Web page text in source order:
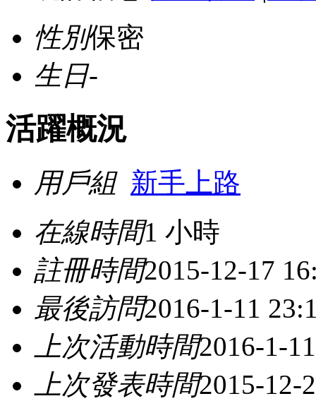
性別保密
生日-
活躍概況
用戶組 新手上路
在線時間1 小時
註冊時間2015-12-17
最後訪問2016-1-11
上次活動時間2016-1-
上次發表時間2015-12-